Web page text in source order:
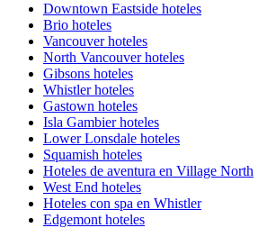
Downtown Eastside hoteles
Brio hoteles
Vancouver hoteles
North Vancouver hoteles
Gibsons hoteles
Whistler hoteles
Gastown hoteles
Isla Gambier hoteles
Lower Lonsdale hoteles
Squamish hoteles
Hoteles de aventura en Village North
West End hoteles
Hoteles con spa en Whistler
Edgemont hoteles